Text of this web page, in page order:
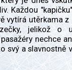
Každou
vytírá utěrkama z
jelikož o
nechce
svý a slavnostně